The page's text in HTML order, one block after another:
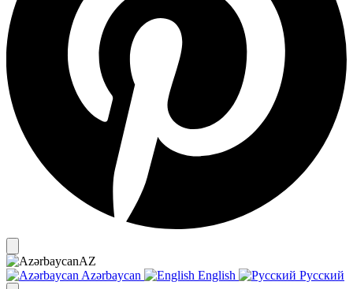
AZ
Azərbaycan
English Русский